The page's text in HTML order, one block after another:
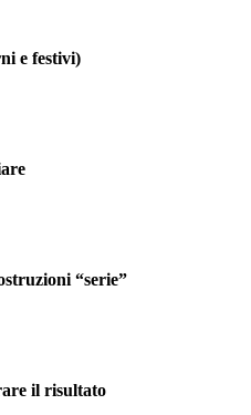
e festivi)
“serie”
il risultato